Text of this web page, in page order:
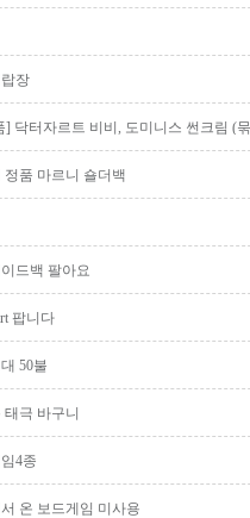
장
] 닥터자르트 비비, 도미니스 썬크림 (
정품 마르니 숄더백
드백 팔아요
팝니다
50불
태극 바구니
4종
온 보드게임 미사용